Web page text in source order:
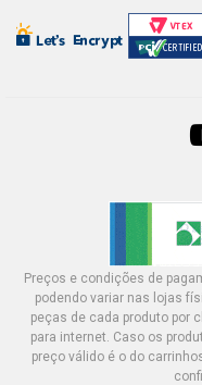
Preços e condições de
podendo variar nas lojas
peças de cada produto por
para internet. Caso os
preço válido é o do